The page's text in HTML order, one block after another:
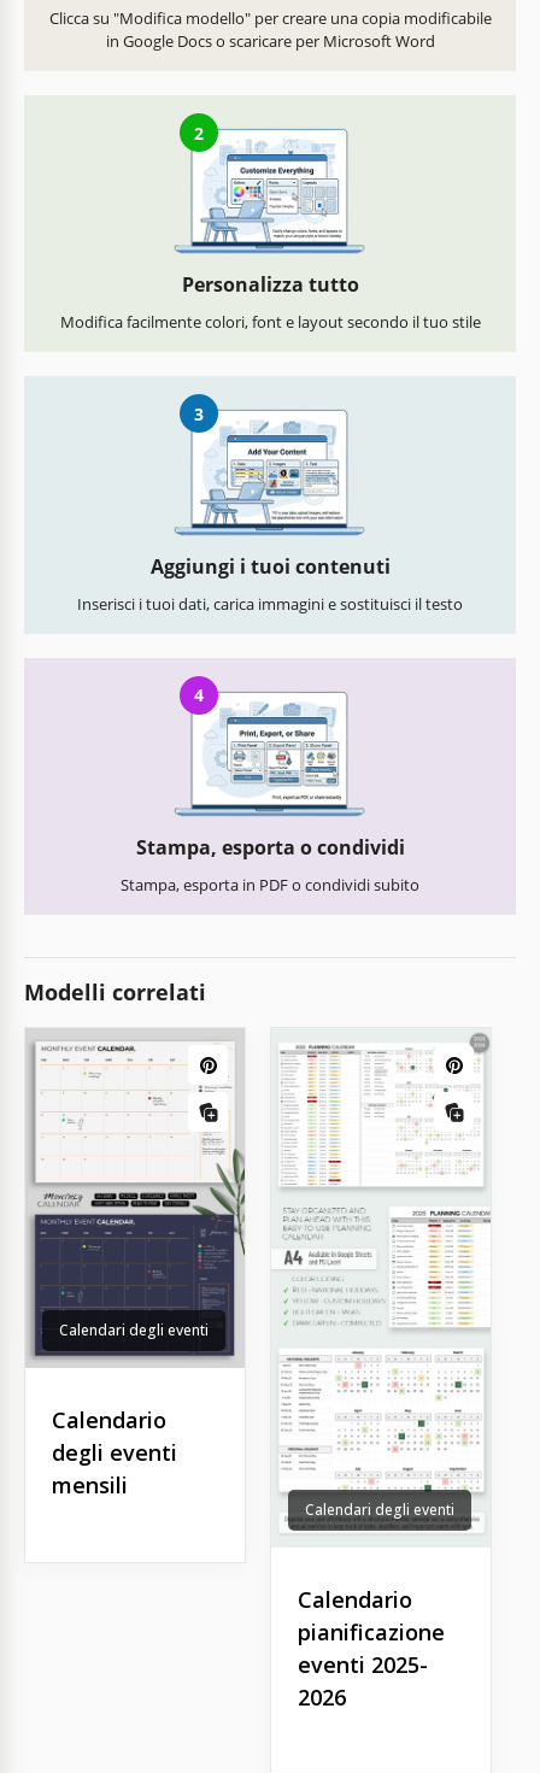
Clicca su "Modifica modello" per creare una copia modificabile
in Google Docs o scaricare per Microsoft Word
2
Personalizza tutto
Modifica facilmente colori, font e layout secondo il tuo stile
3
Aggiungi i tuoi contenuti
Inserisci i tuoi dati, carica immagini e sostituisci il testo
4
Stampa, esporta o condividi
Stampa, esporta in PDF o condividi subito
Modelli correlati
Calendari degli eventi
Calendario
degli eventi
mensili
Calendari degli eventi
Calendario
pianificazione
eventi 2025-
2026